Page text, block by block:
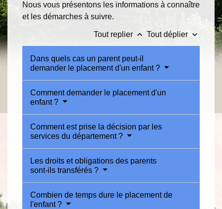
Nous vous présentons les informations à connaître
et les démarches à suivre.
Tout replier keyboard_arrow_up Tout déplier keyboard_arrow_down
Dans quels cas un parent peut-il
demander le placement d'un enfant ?
Comment demander le placement d'un
enfant ?
Comment est prise la décision par les
services du département ?
Les droits et obligations des parents
sont-ils transférés ?
Combien de temps dure le placement de
l'enfant ?